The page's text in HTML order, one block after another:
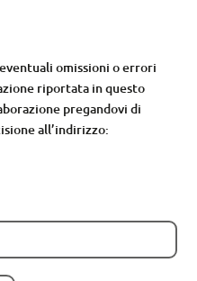
omissioni o errori
riportata in questo
pregandovi di
all’indirizzo: